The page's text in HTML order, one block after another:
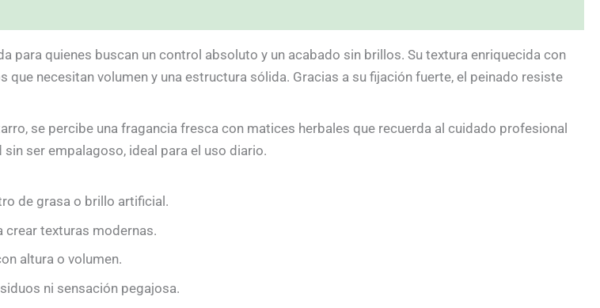
para quienes buscan un control absoluto y un acabado sin brillos. Su textura enriquecida con
necesitan volumen y una estructura sólida. Gracias a su fijación fuerte, el peinado resiste
se percibe una fragancia fresca con matices herbales que recuerda al cuidado profesional
ser empalagoso, ideal para el uso diario.
de grasa o brillo artificial.
crear texturas modernas.
altura o volumen.
ni sensación pegajosa.